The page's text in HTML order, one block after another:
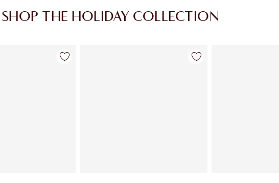
SHOP THE HOLIDAY COLLECTION
Article 2 sur 139 Article 3 sur 139